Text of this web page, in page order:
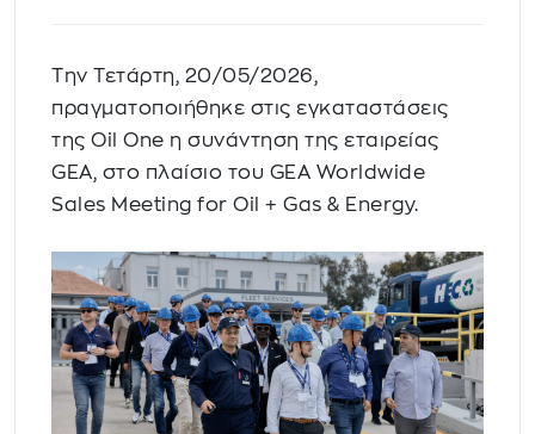
Την Τετάρτη, 20/05/2026,
πραγματοποιήθηκε στις εγκαταστάσεις
της Oil One η συνάντηση της εταιρείας
GEA, στο πλαίσιο του GEA Worldwide
Sales Meeting for Oil + Gas & Energy.